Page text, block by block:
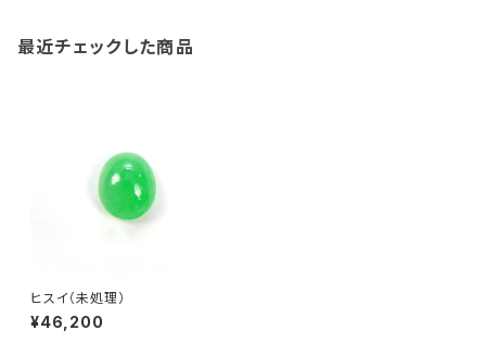
最近チェックした商品
ヒスイ（未処理）
¥46,200